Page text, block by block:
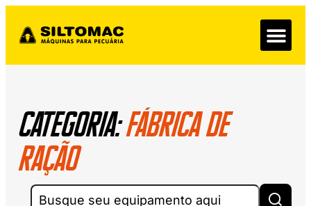
Categoria:Fábrica de
Ração